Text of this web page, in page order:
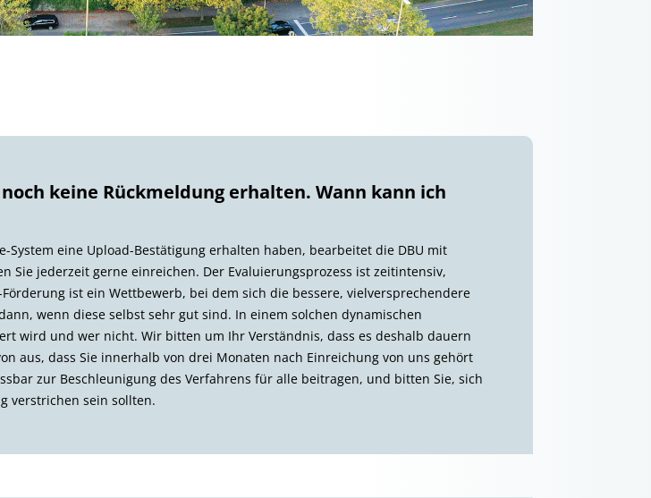
keine Rückmeldung erhalten. Wann kann ich
eine Upload-Bestätigung erhalten haben, bearbeitet die DBU mit
Sie jederzeit gerne einreichen. Der Evaluierungsprozess ist zeitintensiv,
ist ein Wettbewerb, bei dem sich die bessere, vielversprechendere
wenn diese selbst sehr gut sind. In einem solchen dynamischen
wird und wer nicht. Wir bitten um Ihr Verständnis, dass es deshalb dauern
aus, dass Sie innerhalb von drei Monaten nach Einreichung von uns gehört
zur Beschleunigung des Verfahrens für alle beitragen, und bitten Sie, sich
verstrichen sein sollten.